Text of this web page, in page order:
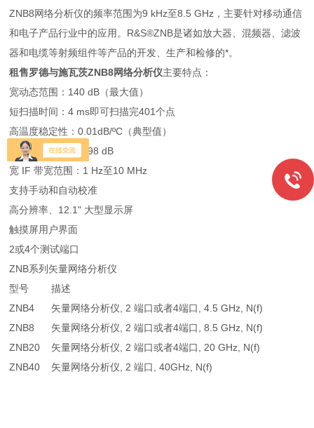
ZNB8网络分析仪的频率范围为9 kHz至8.5 GHz，主要针对移动通信
和电子产品行业中的应用。R&S®ZNB是诸如放大器、混频器、滤波
器和电缆等射频组件等产品的开发、生产和检修的*。
租售罗德与施瓦茨ZNB8网络分析仪主要特点：
宽动态范围：140 dB（最大值）
短扫描时间：4 ms即可扫描完401个点
高温度稳定性：0.01dB/ºC（典型值）
宽功率扫描范围：98 dB
宽 IF 带宽范围：1 Hz至10 MHz
支持手动和自动校准
高分辨率、12.1" 大型显示屏
触摸屏用户界面
2或4个测试端口
ZNB系列矢量网络分析仪
型号 描述
ZNB4 矢量网络分析仪, 2 端口或者4端口, 4.5 GHz, N(f)
ZNB8 矢量网络分析仪, 2 端口或者4端口, 8.5 GHz, N(f)
ZNB20 矢量网络分析仪, 2 端口或者4端口, 20 GHz, N(f)
ZNB40 矢量网络分析仪, 2 端口, 40GHz, N(f)